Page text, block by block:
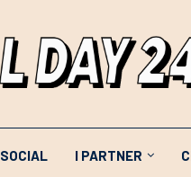
SOCIAL I PARTNER